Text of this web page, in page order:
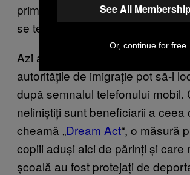
primească rezidență sau chiar
se tem că Trump o să-i arunce
Azi a venit cineva să mă întrebe
autoritățile de imigrație pot să-l
după semnalul telefonului mobil.
neliniștiți sunt beneficiarii a ceea
cheamă „Dream Act“, o măsură
copiii aduși aici de părinți și care
școală au fost protejați de
See All
Or, continue for free